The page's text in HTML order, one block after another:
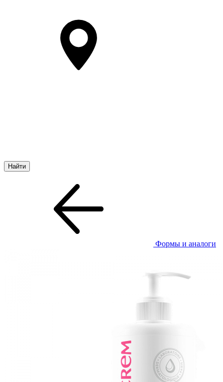
Формы и аналоги